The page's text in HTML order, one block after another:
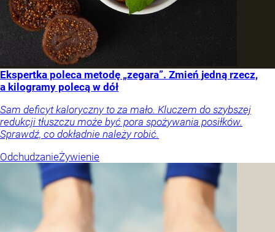
Ekspertka poleca metodę „zegara”. Zmień jedną rzecz,
a kilogramy polecą w dół
Sam deficyt kaloryczny to za mało. Kluczem do szybszej
redukcji tłuszczu może być pora spożywania posiłków.
Sprawdź, co dokładnie należy robić.
OdchudzanieŻywienie